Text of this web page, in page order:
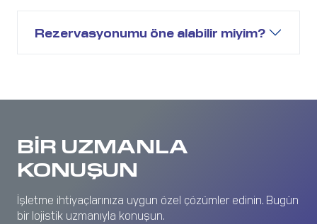
Rezervasyonumu öne alabilir miyim?
BİR UZMANLA
KONUŞUN
İşletme ihtiyaçlarınıza uygun özel çözümler edinin. Bugün
bir lojistik uzmanıyla konuşun.